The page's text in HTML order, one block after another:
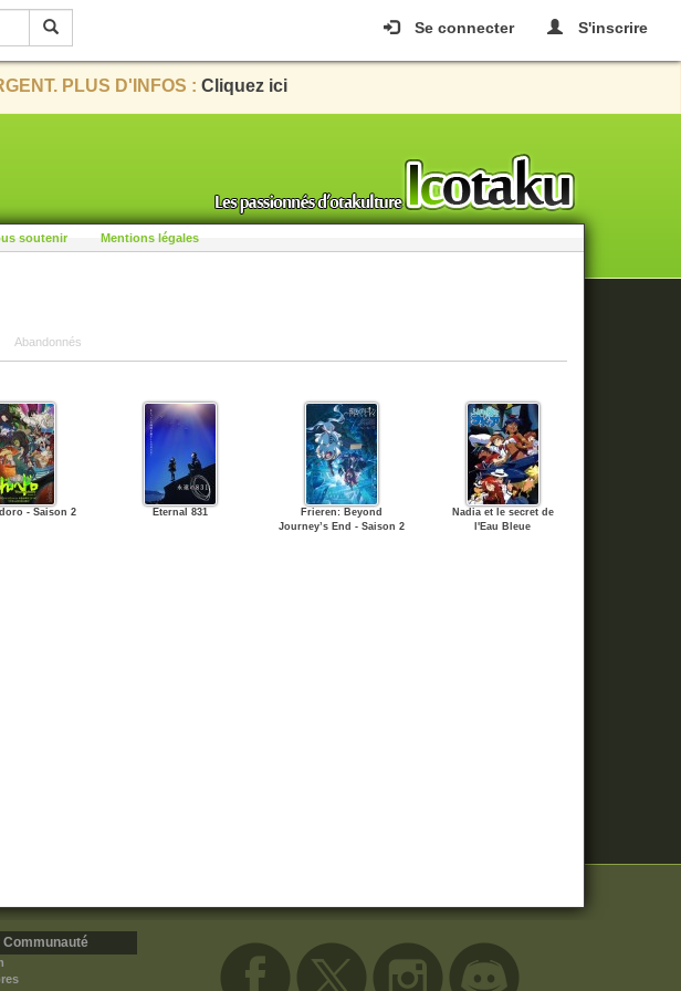
Se connecter S'inscrire
PLUS D'INFOS : Cliquez ici
soutenir Mentions légales
Abandonnés
- Saison 2 Eternal 831
Frieren: Beyond
Journey’s End - Saison 2
Nadia et le secret de
l'Eau Bleue
Communauté